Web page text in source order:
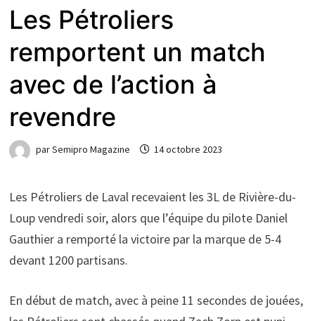
Les Pétroliers
remportent un match
avec de l’action à
revendre
parSemipro Magazine 14 octobre 2023
Les Pétroliers de Laval recevaient les 3L de Rivière-du-
Loup vendredi soir, alors que l’équipe du pilote Daniel
Gauthier a remporté la victoire par la marque de 5-4
devant 1200 partisans.
En début de match, avec à peine 11 secondes de jouées,